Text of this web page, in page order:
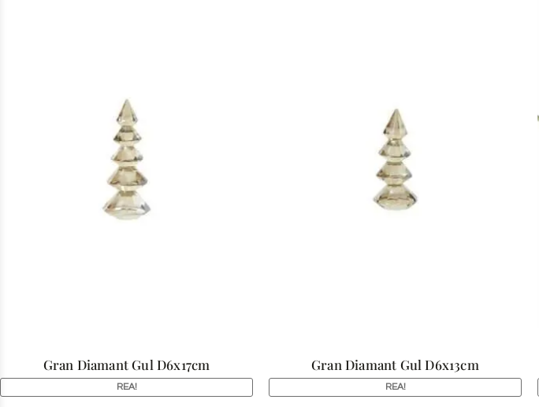
Gran Diamant Gul D6x17cm
REA!
Gran Diamant Gul D6x13cm
REA!